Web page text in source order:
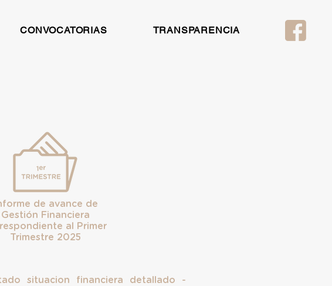
CONVOCATORIAS TRANSPARENCIA
de avance de
Gestión Financiera
al Primer
Trimestre 2025
situacion financiera detallado -